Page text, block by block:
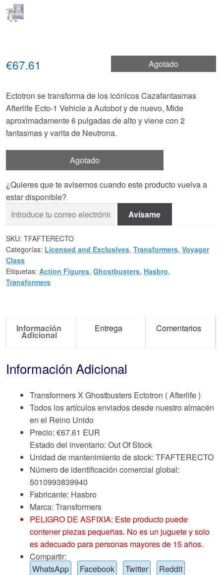
Agotado
€67.61
Ectotron se transforma de los icónicos Cazafantasmas
Afterlife Ecto-1 Vehicle a Autobot y de nuevo, Mide
aproximadamente 6 pulgadas de alto y viene con 2
fantasmas y varita de Neutrona.
Agotado
¿Quieres que te avisemos cuando este producto vuelva a
estar disponible?
Avísame
SKU: TFAFTERECTO
Categorías: Licensed and Exclusives, Transformers, Voyager
Class
Etiquetas: Action Figures, Ghostbusters, Hasbro,
Transformers
Información
Adicional
Entrega Comentarios
Información Adicional
Transformers X Ghostbusters Ectotron ( Afterlife )
Todos los artículos enviados desde nuestro almacén
en el Reino Unido
Precio: €67.61 EUR
Estado del inventario: Out Of Stock
Unidad de mantenimiento de stock: TFAFTERECTO
Número de identificación comercial global:
5010993839940
Fabricante: Hasbro
Marca: Transformers
PELIGRO DE ASFIXIA: Este producto puede
contener piezas pequeñas. No es un juguete y solo
es adecuado para personas mayores de 15 años.
Compartir:
WhatsApp
Facebook Twitter Reddit